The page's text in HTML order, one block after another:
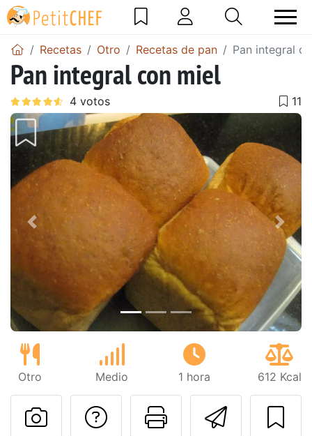
Recetas Otro Recetas de pan Pan integral
Pan integral con miel
Anterior
Otro Medio 1 hora 612 Kcal
Imprimir
Preguntar al autor